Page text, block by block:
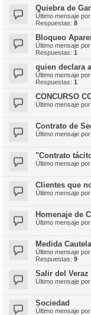
Quiebra de
Último mensaje por
Respuestas: 8
Bloqueo
Último mensaje por
Respuestas: 1
quien declara
Último mensaje por
Respuestas: 1
CONCURSO
Último mensaje por
Contrato de
Último mensaje por
"Contrato
Último mensaje por
Clientes que
Último mensaje por
Homenaje de
Último mensaje por
Medida
Último mensaje por
Respuestas: 9
Salir del Veraz
Último mensaje por
Sociedad
Último mensaje por